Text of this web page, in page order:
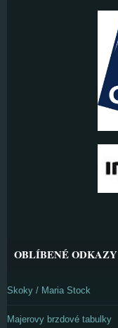
OBLÍBENÉ ODKAZY
Skoky / Maria Stock
Majerovy brzdové tabulky